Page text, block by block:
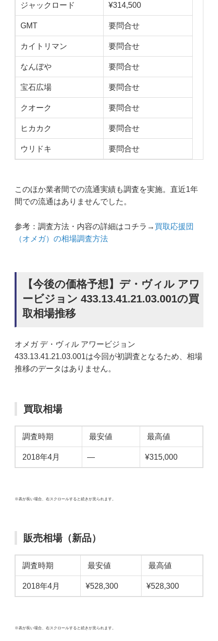
ジャックロード ¥314,500
GMT 要問合せ
カイトリマン 要問合せ
なんぼや 要問合せ
宝石広場 要問合せ
クオーク 要問合せ
ヒカカク 要問合せ
ウリドキ 要問合せ
このほか業者間での流通実績も調査を実施。直近1年
間での流通はありませんでした。
参考：調査方法・内容の詳細はコチラ→ 買取応援団
（オメガ）の相場調査方法
【今後の価格予想】デ・ヴィル アワ
ービジョン 433.13.41.21.03.001の買
取相場推移
オメガ デ・ヴィル アワービジョン
433.13.41.21.03.001は今回が初調査となるため、相場
推移のデータはありません。
買取相場
調査時期 最安値 最高値
2018年4月 — ¥315,000
※表が長い場合、右スクロールすると続きが見られます。
販売相場（新品）
調査時期 最安値 最高値
2018年4月 ¥528,300 ¥528,300
※表が長い場合、右スクロールすると続きが見られます。